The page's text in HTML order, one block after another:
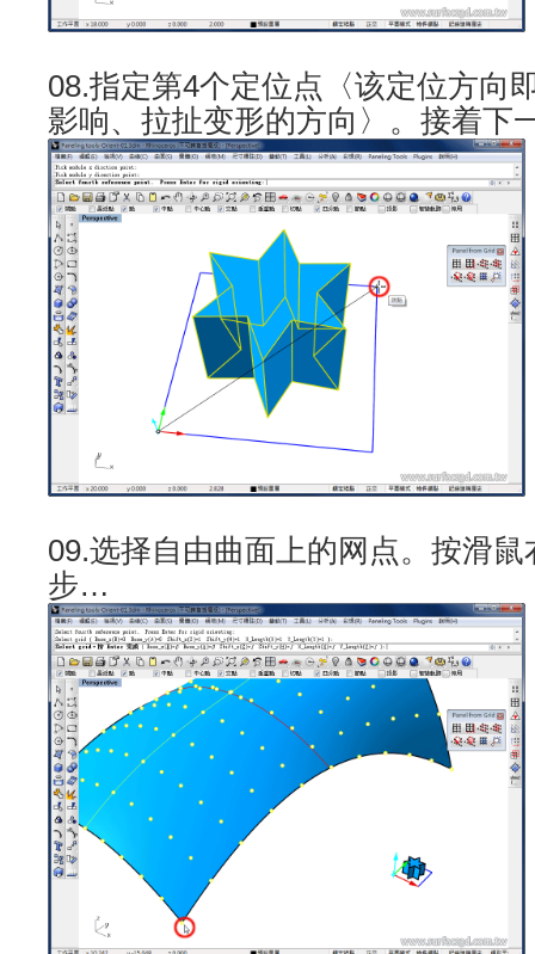
08.指定第4个定位点〈该定位方向
影响、拉扯变形的方向〉。接着下
09.选择自由曲面上的网点。按滑
步…